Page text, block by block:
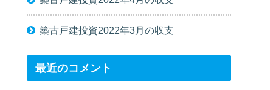
築古戸建投資2022年3月の収支
最近のコメント